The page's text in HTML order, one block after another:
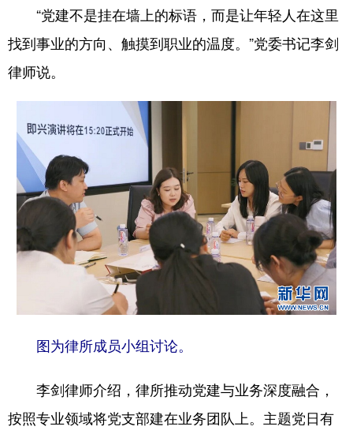
“党建不是挂在墙上的标语，而是让年轻人在这里
找到事业的方向、触摸到职业的温度。”党委书记李剑
律师说。
图为律所成员小组讨论。
李剑律师介绍，律所推动党建与业务深度融合，
按照专业领域将党支部建在业务团队上。主题党日有